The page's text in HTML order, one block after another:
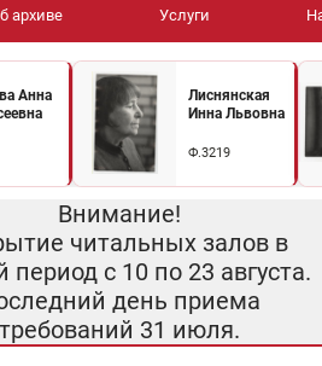
архиве Услуги
Анна
Лиснянская
Инна Львовна
Ф.3219
Внимание!
читальных залов в
период с 10 по 23 августа.
день приема
требований 31 июля.